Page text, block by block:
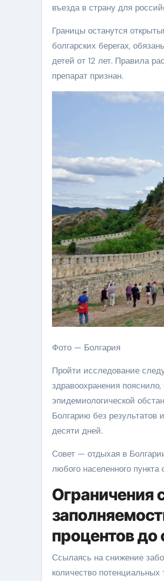
въезда в страну для
Границы останутся
болгарских берегах,
детей от 12 лет. Правила
препарат признан.
Фото — Болгария
Пройти исследование
здравоохранения
эпидемиологической
Болгарию без результатов
десяти дней.
Совет — отдыхая в
любого населенного
Ограничения
процентов до
Ссылаясь на снижение
количество